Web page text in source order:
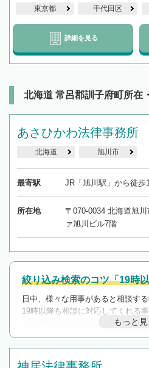
東京都 千代田区
詳細を見る
北海道 常呂郡訓子府町所在
あさひかわ法律事務所
北海道 旭川市
最寄駅 JR「旭川駅」から徒歩
所在地
〒070-0034 北海道旭
ァ旭川ビル7階
絞り込み検索のコツ「19時
日中、様々な用事があると相談す
19時以降も相談に対応してくれる
遅い時間の相談が増えそうな場合
んで検索してみましょう。
もっと見